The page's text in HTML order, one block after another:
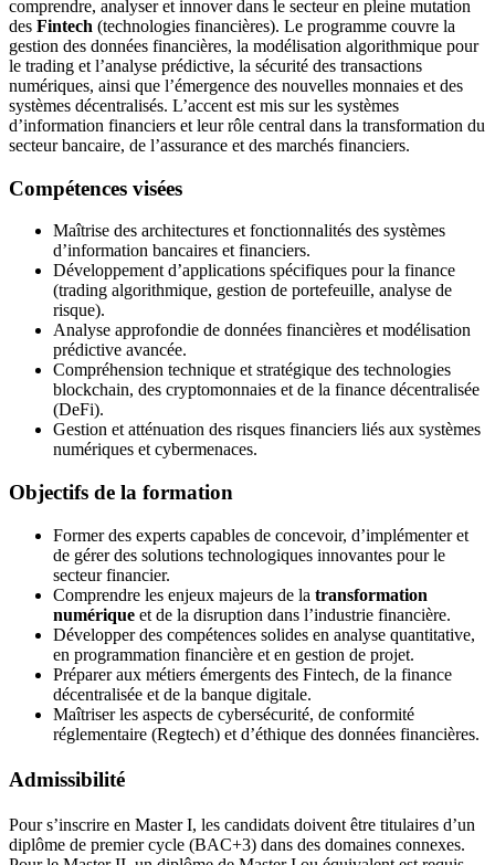
comprendre, analyser et innover dans le secteur en pleine mutation
des Fintech (technologies financières). Le programme couvre la
gestion des données financières, la modélisation algorithmique pour
le trading et l’analyse prédictive, la sécurité des transactions
numériques, ainsi que l’émergence des nouvelles monnaies et des
systèmes décentralisés. L’accent est mis sur les systèmes
d’information financiers et leur rôle central dans la transformation du
secteur bancaire, de l’assurance et des marchés financiers.
Compétences visées
Maîtrise des architectures et fonctionnalités des systèmes
d’information bancaires et financiers.
Développement d’applications spécifiques pour la finance
(trading algorithmique, gestion de portefeuille, analyse de
risque).
Analyse approfondie de données financières et modélisation
prédictive avancée.
Compréhension technique et stratégique des technologies
blockchain, des cryptomonnaies et de la finance décentralisée
(DeFi).
Gestion et atténuation des risques financiers liés aux systèmes
numériques et cybermenaces.
Objectifs de la formation
Former des experts capables de concevoir, d’implémenter et
de gérer des solutions technologiques innovantes pour le
secteur financier.
Comprendre les enjeux majeurs de la transformation
numérique et de la disruption dans l’industrie financière.
Développer des compétences solides en analyse quantitative,
en programmation financière et en gestion de projet.
Préparer aux métiers émergents des Fintech, de la finance
décentralisée et de la banque digitale.
Maîtriser les aspects de cybersécurité, de conformité
réglementaire (Regtech) et d’éthique des données financières.
Admissibilité
Pour s’inscrire en Master I, les candidats doivent être titulaires d’un
diplôme de premier cycle (BAC+3) dans des domaines connexes.